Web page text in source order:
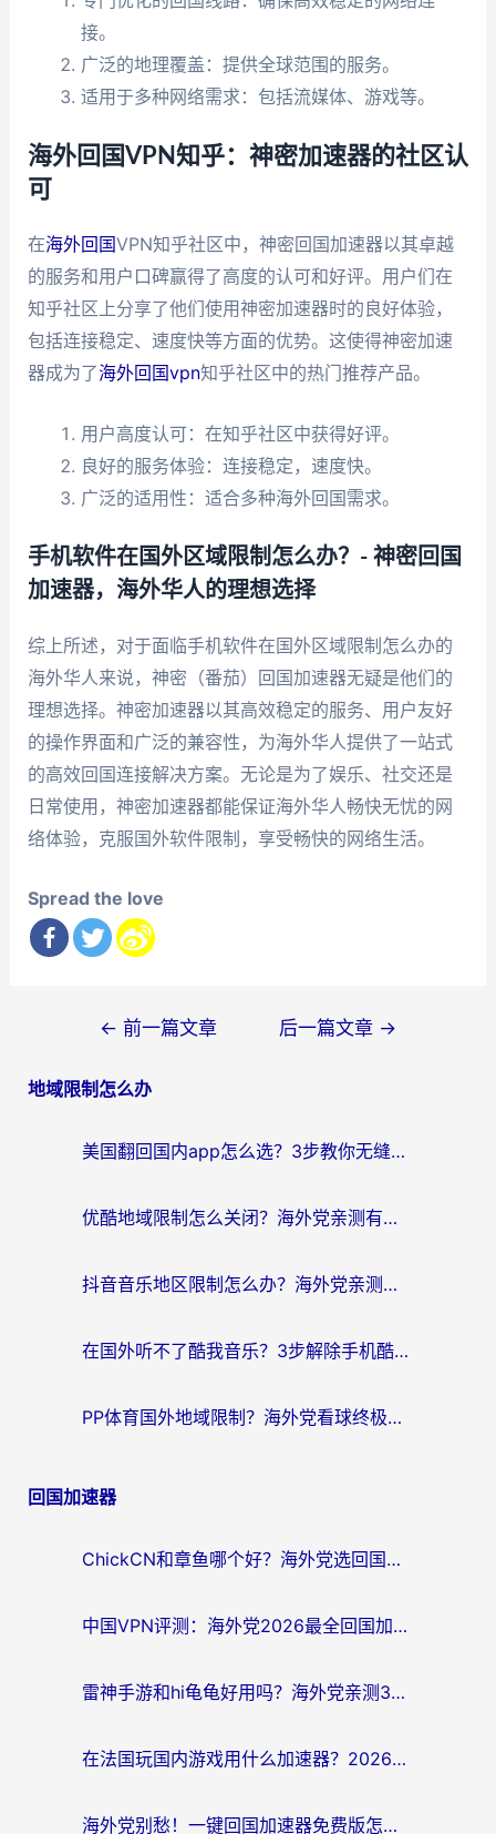
接。
广泛的地理覆盖：提供全球范围的服务。
适用于多种网络需求：包括流媒体、游戏等。
海外回国VPN知乎：神密加速器的社区认
可
在海外回国VPN知乎社区中，神密回国加速器以其卓越
的服务和用户口碑赢得了高度的认可和好评。用户们在
知乎社区上分享了他们使用神密加速器时的良好体验，
包括连接稳定、速度快等方面的优势。这使得神密加速
器成为了海外回国vpn知乎社区中的热门推荐产品。
用户高度认可：在知乎社区中获得好评。
良好的服务体验：连接稳定，速度快。
广泛的适用性：适合多种海外回国需求。
手机软件在国外区域限制怎么办？- 神密回国
加速器，海外华人的理想选择
综上所述，对于面临手机软件在国外区域限制怎么办的
海外华人来说，神密（番茄）回国加速器无疑是他们的
理想选择。神密加速器以其高效稳定的服务、用户友好
的操作界面和广泛的兼容性，为海外华人提供了一站式
的高效回国连接解决方案。无论是为了娱乐、社交还是
日常使用，神密加速器都能保证海外华人畅快无忧的网
络体验，克服国外软件限制，享受畅快的网络生活。
Spread the love
导
← 前一篇文章 后一篇文章 →
地域限制怎么办
美国翻回国内app怎么选？3步教你无缝刷剧、登12123、访问国内网站
优酷地域限制怎么关闭？海外党亲测有效的追剧加速器选择指南
抖音音乐地区限制怎么办？海外党亲测有效的听歌自由指南
在国外听不了酷我音乐？3步解除手机酷我音乐海外限制，附实测好用加速器
PP体育国外地域限制？海外党看球终极方案：从欧洲杯到奥运会，中文解说不卡顿！
回国加速器
ChickCN和章鱼哪个好？海外党选回国加速器的3个关键维度 + 实用避坑指南
中国VPN评测：海外党2026最全回国加速器选择指南，告别地区限制不踩坑
雷神手游和hi龟龟好用吗？海外党亲测3款回国加速器，教你选对国外到国内加速器
在法国玩国内游戏用什么加速器？2026实测解决延迟卡顿的实用指南
海外党别愁！一键回国加速器免费版怎么选？从踩坑到流畅访问的全攻略